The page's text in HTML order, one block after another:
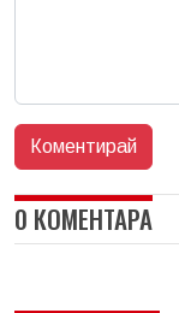
0 КОМЕНТАРА